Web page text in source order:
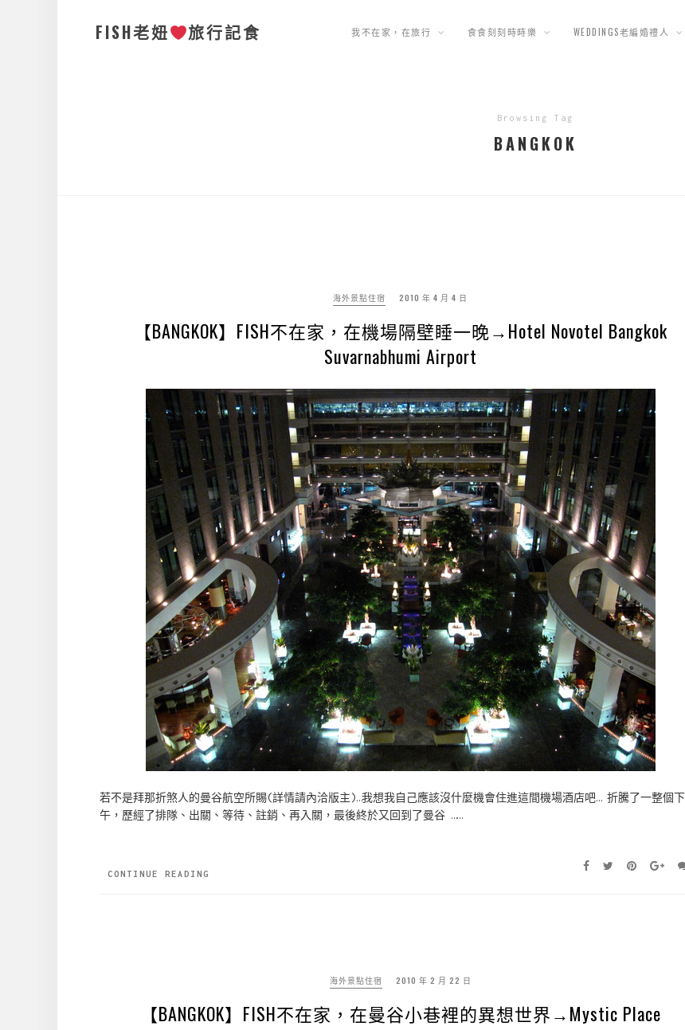
FISH老妞 旅行記食 我不在家，在旅行 食食刻刻時時樂 WEDDINGS老編婚禮人
Browsing Tag
BANGKOK
海外景點住宿 2010 年 4 月 4 日
【BANGKOK】FISH不在家，在機場隔壁睡一晚→Hotel Novotel Bangkok
Suvarnabhumi Airport
若不是拜那折煞人的曼谷航空所賜(詳情請內洽版主)…我想我自己應該沒什麼機會住進這間機場酒店吧… 折騰了一整個下
午，歷經了排隊、出關、等待、註銷、再入關，最後終於又回到了曼谷 ……
CONTINUE READING
海外景點住宿 2010 年 2 月 22 日
【BANGKOK】FISH不在家，在曼谷小巷裡的異想世界→Mystic Place